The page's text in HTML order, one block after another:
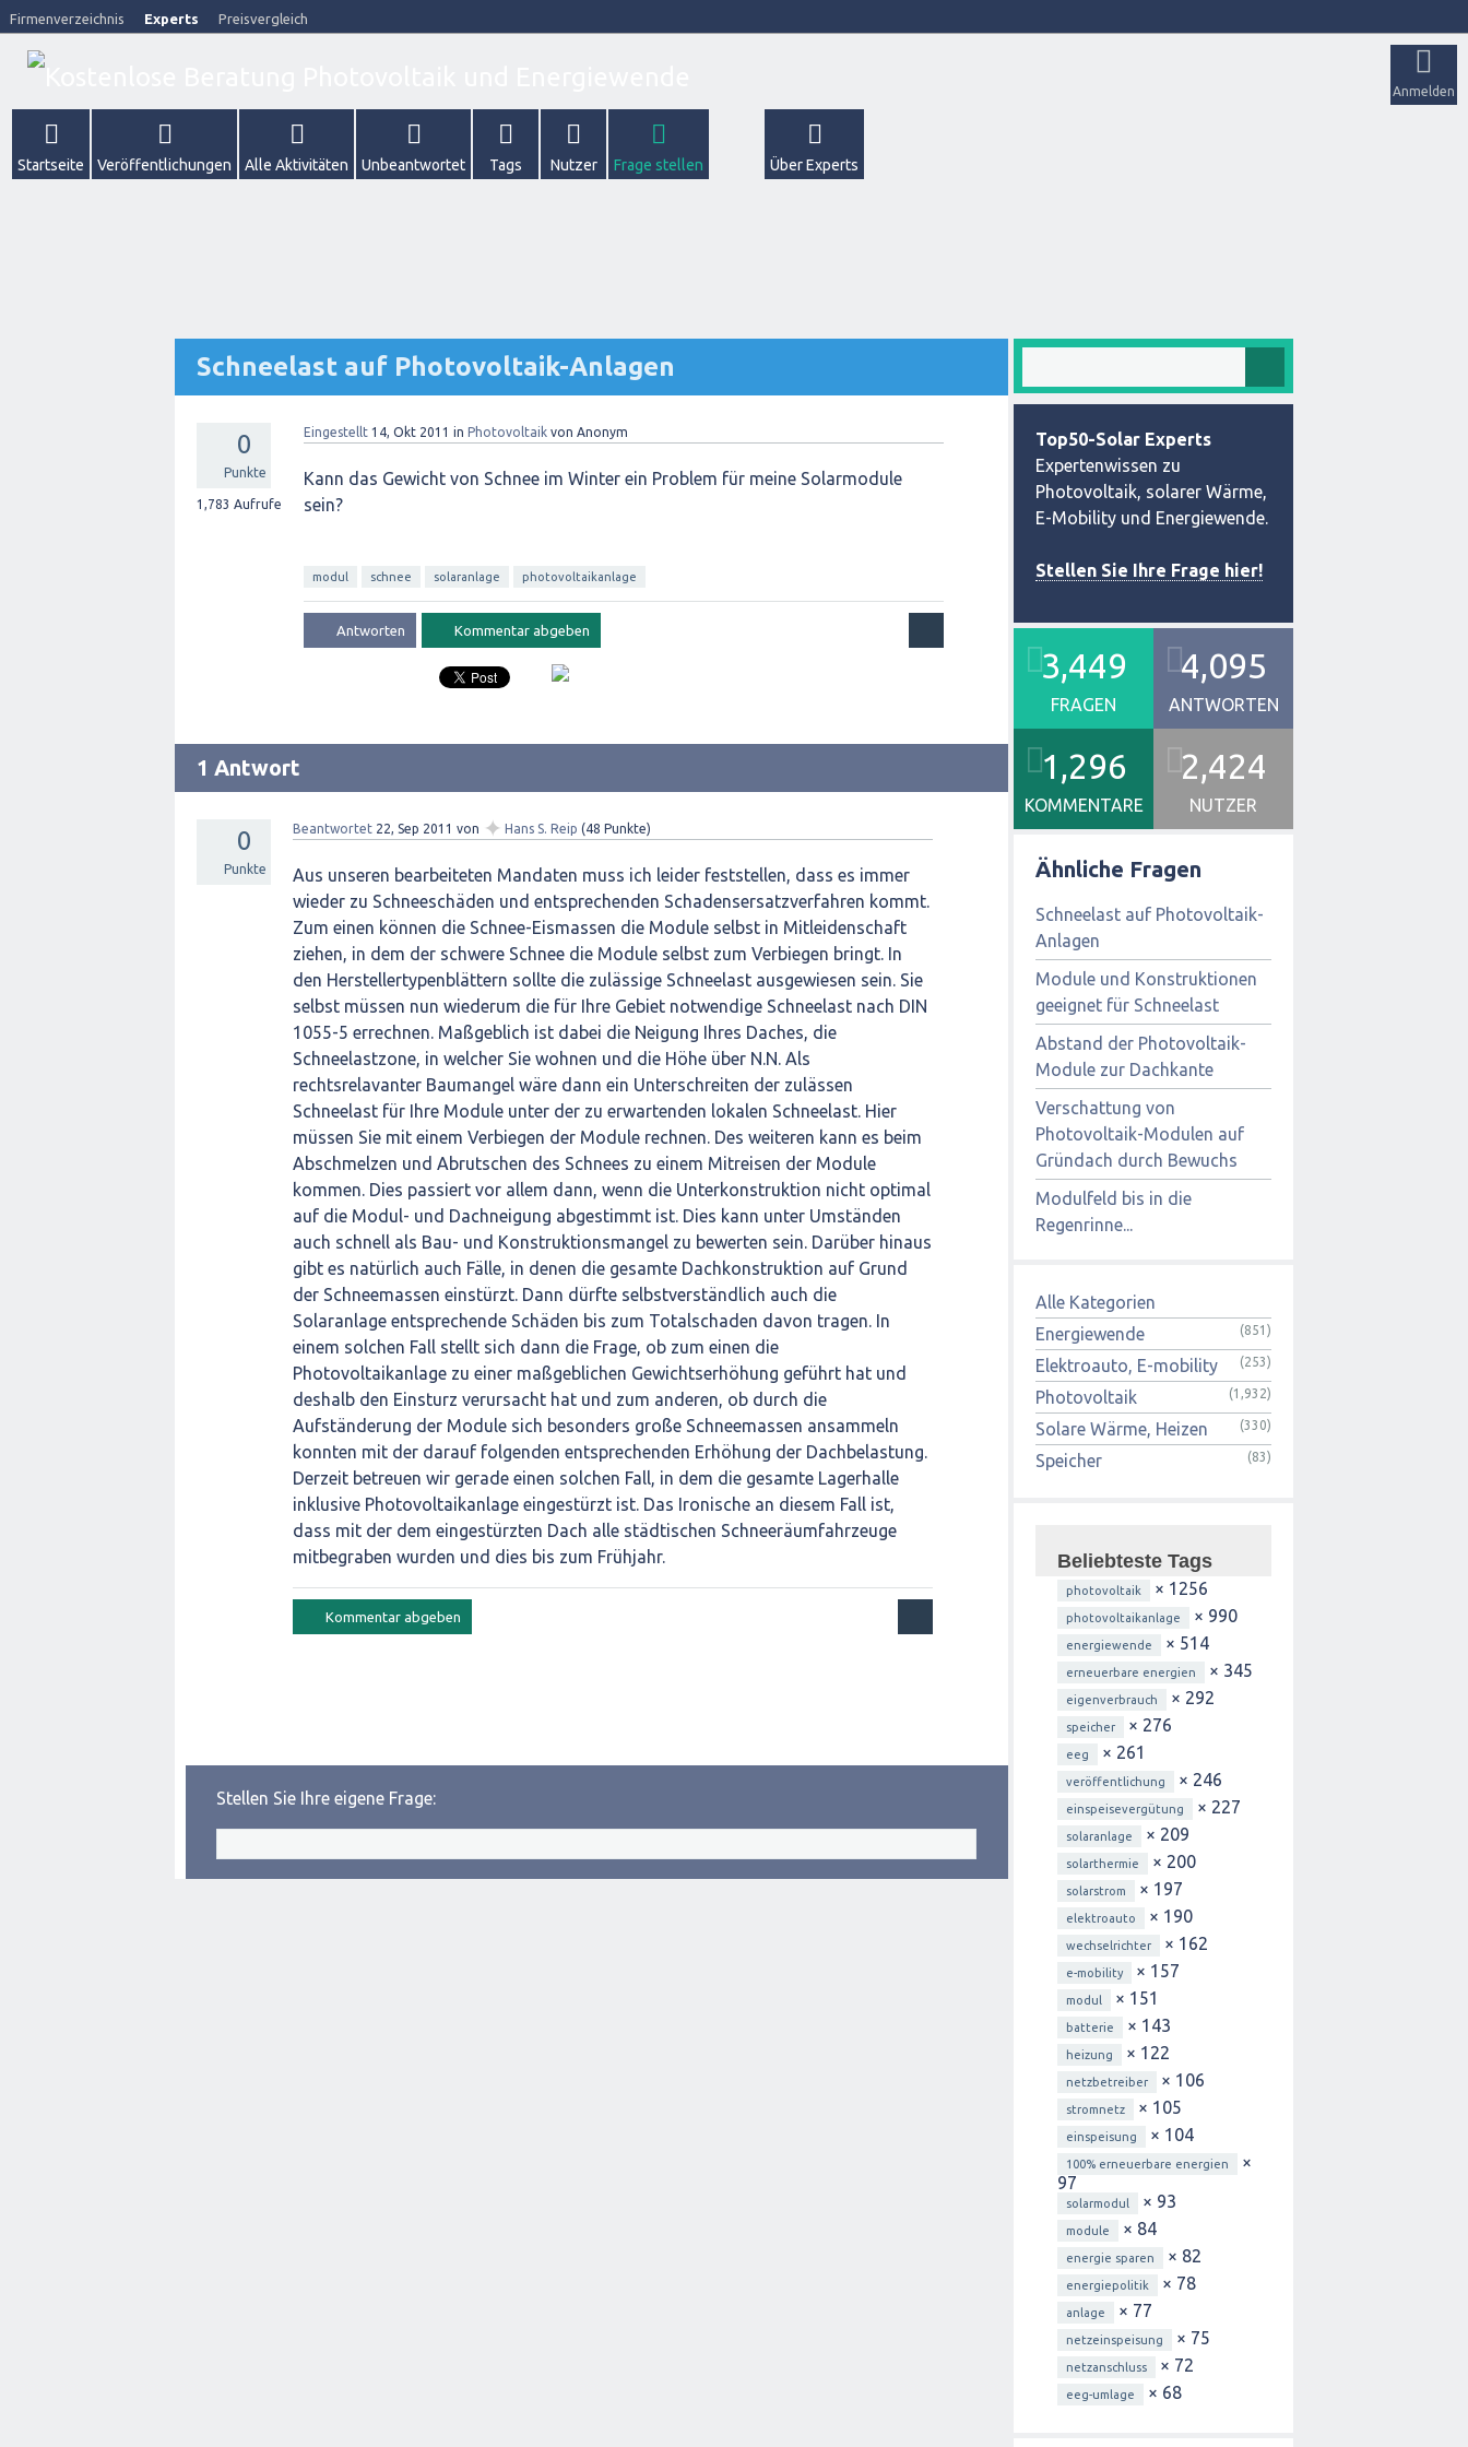
Firmenverzeichnis Experts Preisvergleich
Anmelden
Startseite Veröffentlichungen Alle Aktivitäten Unbeantwortet Tags Nutzer Frage stellen Über Experts
Schneelast auf Photovoltaik-Anlagen
0
Punkte
1,783 Aufrufe
Eingestellt 14, Okt 2011 in Photovoltaik von Anonym
Kann das Gewicht von Schnee im Winter ein Problem für meine Solarmodule
sein?
modul schnee solaranlage photovoltaikanlage
1 Antwort
0
Punkte
Beantwortet 22, Sep 2011 von ✦ Hans S. Reip (48 Punkte)
Aus unseren bearbeiteten Mandaten muss ich leider feststellen, dass es immer
wieder zu Schneeschäden und entsprechenden Schadensersatzverfahren kommt.
Zum einen können die Schnee-Eismassen die Module selbst in Mitleidenschaft
ziehen, in dem der schwere Schnee die Module selbst zum Verbiegen bringt. In
den Herstellertypenblättern sollte die zulässige Schneelast ausgewiesen sein. Sie
selbst müssen nun wiederum die für Ihre Gebiet notwendige Schneelast nach DIN
1055-5 errechnen. Maßgeblich ist dabei die Neigung Ihres Daches, die
Schneelastzone, in welcher Sie wohnen und die Höhe über N.N. Als
rechtsrelavanter Baumangel wäre dann ein Unterschreiten der zulässen
Schneelast für Ihre Module unter der zu erwartenden lokalen Schneelast. Hier
müssen Sie mit einem Verbiegen der Module rechnen. Des weiteren kann es beim
Abschmelzen und Abrutschen des Schnees zu einem Mitreisen der Module
kommen. Dies passiert vor allem dann, wenn die Unterkonstruktion nicht optimal
auf die Modul- und Dachneigung abgestimmt ist. Dies kann unter Umständen
auch schnell als Bau- und Konstruktionsmangel zu bewerten sein. Darüber hinaus
gibt es natürlich auch Fälle, in denen die gesamte Dachkonstruktion auf Grund
der Schneemassen einstürzt. Dann dürfte selbstverständlich auch die
Solaranlage entsprechende Schäden bis zum Totalschaden davon tragen. In
einem solchen Fall stellt sich dann die Frage, ob zum einen die
Photovoltaikanlage zu einer maßgeblichen Gewichtserhöhung geführt hat und
deshalb den Einsturz verursacht hat und zum anderen, ob durch die
Aufständerung der Module sich besonders große Schneemassen ansammeln
konnten mit der darauf folgenden entsprechenden Erhöhung der Dachbelastung.
Derzeit betreuen wir gerade einen solchen Fall, in dem die gesamte Lagerhalle
inklusive Photovoltaikanlage eingestürzt ist. Das Ironische an diesem Fall ist,
dass mit der dem eingestürzten Dach alle städtischen Schneeräumfahrzeuge
mitbegraben wurden und dies bis zum Frühjahr.
Stellen Sie Ihre eigene Frage:
Top50-Solar Experts
Expertenwissen zu
Photovoltaik, solarer Wärme,
E-Mobility und Energiewende.
Stellen Sie Ihre Frage hier!
3,449
FRAGEN
4,095
ANTWORTEN
1,296
KOMMENTARE
2,424
NUTZER
Ähnliche Fragen
Schneelast auf Photovoltaik-
Anlagen
Module und Konstruktionen
geeignet für Schneelast
Abstand der Photovoltaik-
Module zur Dachkante
Verschattung von
Photovoltaik-Modulen auf
Gründach durch Bewuchs
Modulfeld bis in die
Regenrinne...
Alle Kategorien
Energiewende
(851)
Elektroauto, E-mobility (253)
Photovoltaik (1,932)
Solare Wärme, Heizen (330)
Speicher (83)
Beliebteste Tags
photovoltaik × 1256
photovoltaikanlage × 990
energiewende × 514
erneuerbare energien × 345
eigenverbrauch × 292
speicher × 276
eeg × 261
veröffentlichung × 246
einspeisevergütung × 227
solaranlage × 209
solarthermie × 200
solarstrom × 197
elektroauto × 190
wechselrichter × 162
e-mobility × 157
modul × 151
batterie × 143
heizung × 122
netzbetreiber × 106
stromnetz × 105
einspeisung × 104
100% erneuerbare energien
×
97
solarmodul × 93
module × 84
energie sparen × 82
energiepolitik × 78
anlage × 77
netzeinspeisung × 75
netzanschluss × 72
eeg-umlage × 68